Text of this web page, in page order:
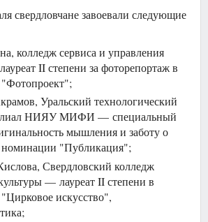
свердловчане завоевали следующие
колледж сервиса и управления
II степени за фоторепортаж в
Уральский технологический
НИЯУ МИФИ — специальный
мышления и заботу о
номинации "Публикация";
Свердловский колледж
— лауреат II степени в
искусство",